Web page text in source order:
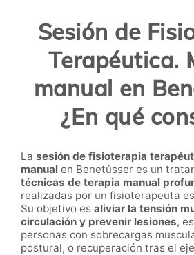
Sesión de
Terapéutica.
manual en
¿En qué
La sesión de fisioterapia
manual en Benetússer es un
técnicas de terapia manual
realizadas por un fisioterapeuta
Su objetivo es aliviar la tensión
circulación y prevenir lesiones,
personas con sobrecargas
postural, o recuperación tras el